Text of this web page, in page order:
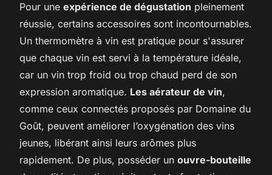
Pour une expérience de dégustation pleinement
réussie, certains accessoires sont incontournables.
Un thermomètre à vin est pratique pour s'assurer
que chaque vin est servi à la température idéale,
car un vin trop froid ou trop chaud perd de son
expression aromatique. Les aérateur de vin,
comme ceux connectés proposés par Domaine du
Goût, peuvent améliorer l’oxygénation des vins
jeunes, libérant ainsi leurs arômes plus
rapidement. De plus, posséder un ouvre-bouteille